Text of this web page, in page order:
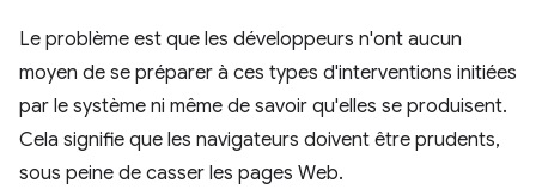
Le problème est que les développeurs n'ont aucun
moyen de se préparer à ces types d'interventions initiées
par le système ni même de savoir qu'elles se produisent.
Cela signifie que les navigateurs doivent être prudents,
sous peine de casser les pages Web.